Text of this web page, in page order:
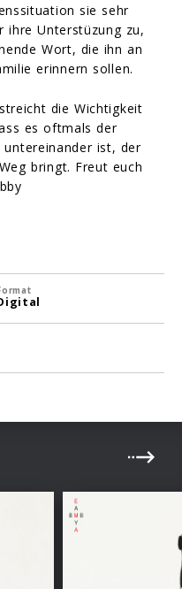
sie sehr
ihre Unterstüzung zu,
Wort, die ihn an
erinnern sollen.
die Wichtigkeit
es oftmals der
untereinander ist, der
bringt. Freut euch